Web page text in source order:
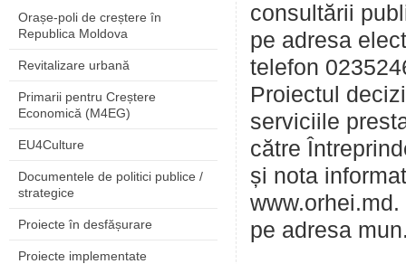
Orașe-poli de creștere în
Republica Moldova
Revitalizare urbană
Primarii pentru Creștere
Economică (M4EG)
EU4Culture
Documentele de politici publice /
strategice
Proiecte în desfășurare
Proiecte implementate
consultării
pe adresa
telefon
Proiectul
serviciile
către
și nota
pe adresa